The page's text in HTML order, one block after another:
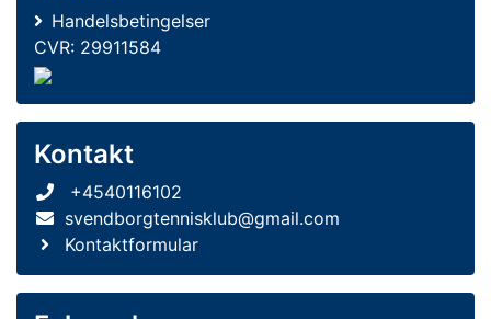
Handelsbetingelser
CVR: 29911584
Kontakt
+4540116102
svendborgtennisklub@gmail.com
Kontaktformular